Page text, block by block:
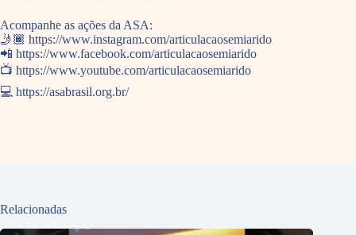
Acompanhe as ações da ASA:
🤳🏾 https://www.instagram.com/articulacaosemiarido
📲 https://www.facebook.com/articulacaosemiarido
📺 https://www.youtube.com/articulacaosemiarido
💻 https://asabrasil.org.br/
Relacionadas